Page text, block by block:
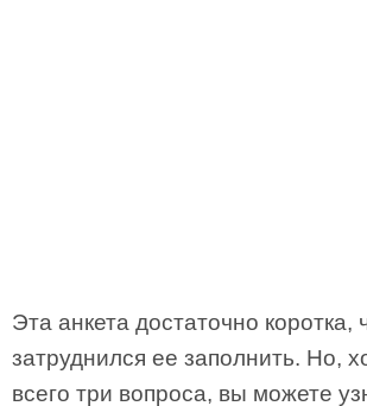
Эта анкета достаточно коротка,
затруднился ее заполнить. Но,
всего три вопроса, вы можете